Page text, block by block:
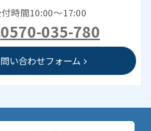
時間10:00～17:00
0570-035-780
い合わせフォーム